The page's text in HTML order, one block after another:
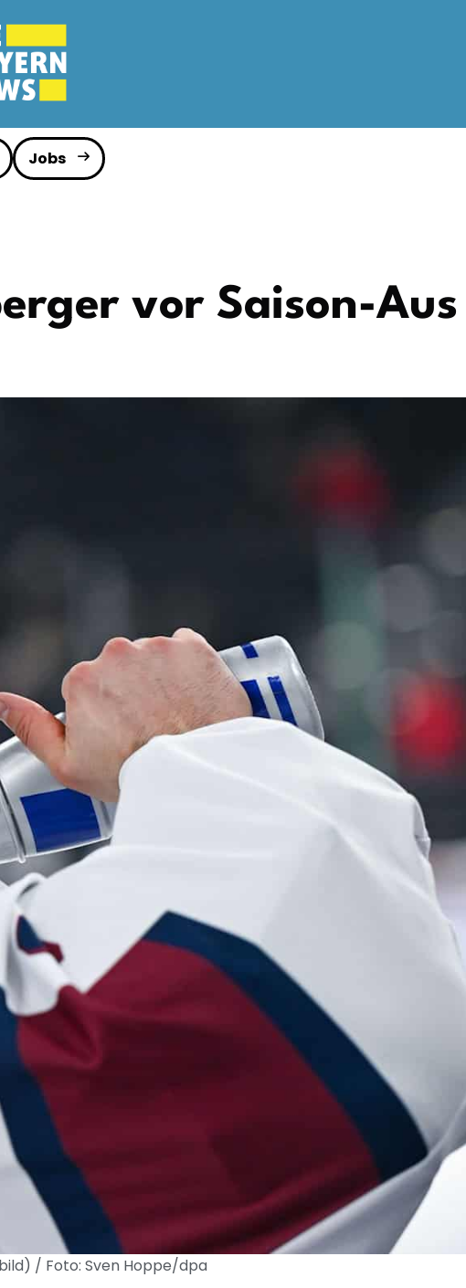
Jobs
vor Saison-Aus
/ Foto: Sven Hoppe/dpa